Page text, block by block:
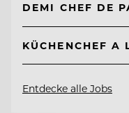
DEMI CHEF DE
KÜCHENCHEF A
Entdecke alle Jobs